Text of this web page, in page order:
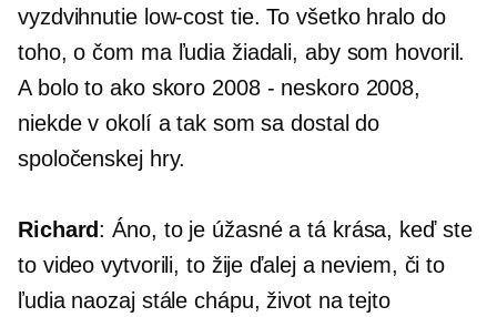
vyzdvihnutie low-costtie. To všetko hralo do
toho, o čom ma ľudia žiadali, aby som hovoril.
A bolo to ako skoro 2008 - neskoro2008,
niekde v okolí a tak som sa dostal do
spoločenskej hry.
Richard: Áno, to je úžasné a tá krása, keď ste
to video vytvorili, to žije ďalej a neviem, či to
ľudia naozaj stále chápu, život na tejto